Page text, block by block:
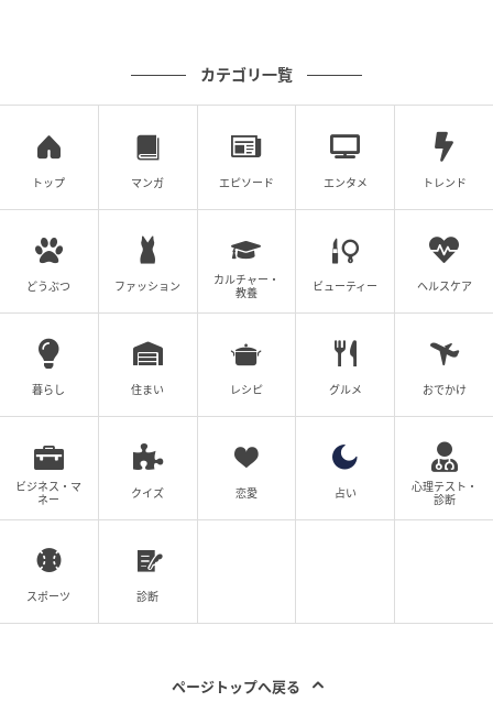
素敵なあの人Web
【見どころ2】「星の王子さま」、木、建築…
様々なモチーフがちりばめられ、心地よい余
韻が残る
『星の王子さま』に登場するエピソードから。「大切
カテゴリ一覧
トップ マンガ エピソード エンタメ トレンド
どうぶつ ファッション
カルチャー・
教養
ビューティー ヘルスケア
暮らし 住まい レシピ グルメ おでかけ
ビジネス・マ
ネー
クイズ 恋愛 占い
心理テスト・
診断
スポーツ 診断
ページトップへ戻る